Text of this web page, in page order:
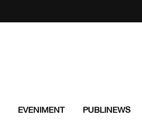
EVENIMENT PUBLINEWS